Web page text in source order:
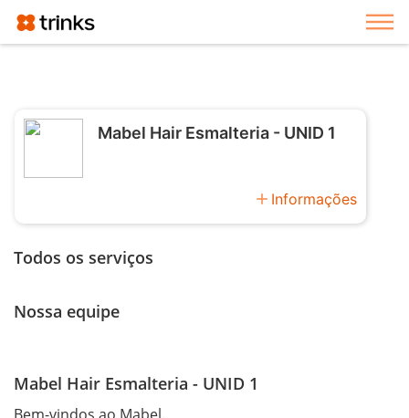
Mabel Hair Esmalteria - UNID 1
add Informações
Todos os serviços
Nossa equipe
Mabel Hair Esmalteria - UNID 1